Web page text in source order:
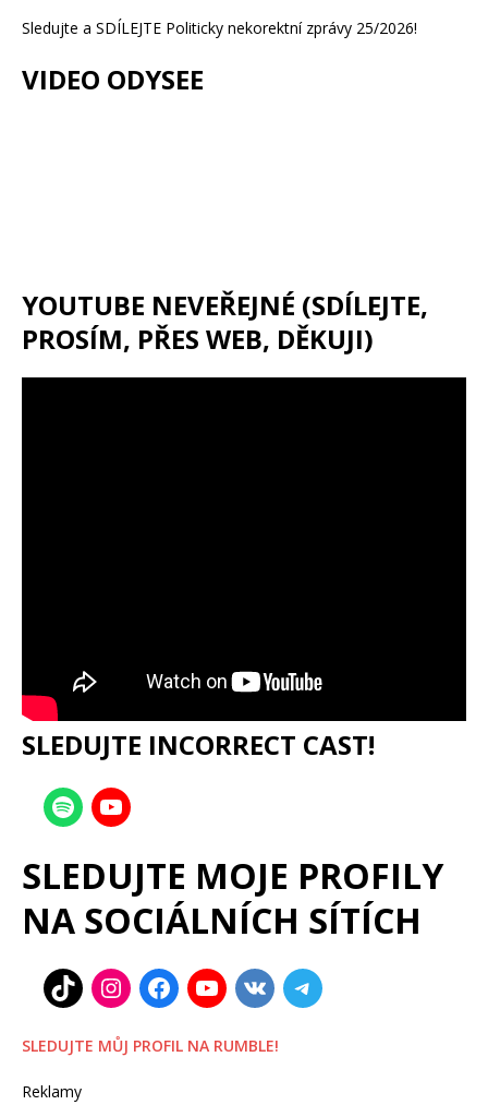
Sledujte a SDÍLEJTE Politicky nekorektní zprávy 25/2026!
VIDEO ODYSEE
YOUTUBE NEVEŘEJNÉ (SDÍLEJTE,
PROSÍM, PŘES WEB, DĚKUJI)
SLEDUJTE INCORRECT CAST!
SLEDUJTE MOJE PROFILY
NA SOCIÁLNÍCH SÍTÍCH
SLEDUJTE MŮJ PROFIL NA RUMBLE!
Reklamy